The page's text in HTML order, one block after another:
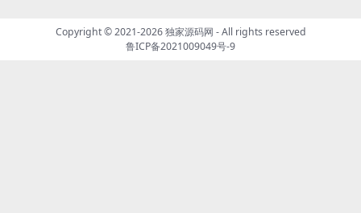
Copyright © 2021-2026独家源码网 - All rights reserved
鲁ICP备2021009049号-9